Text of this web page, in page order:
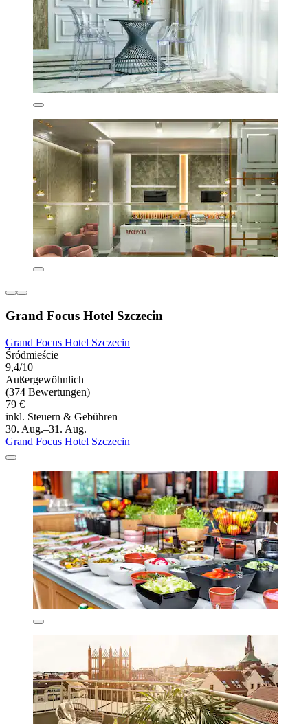
Grand Focus Hotel Szczecin
Grand Focus Hotel Szczecin
Śródmieście
9,4/10
Außergewöhnlich
(374 Bewertungen)
79 €
inkl. Steuern & Gebühren
30. Aug.–31. Aug.
Grand Focus Hotel Szczecin